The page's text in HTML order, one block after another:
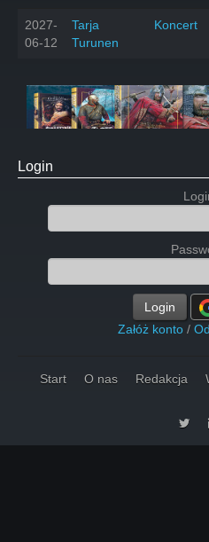
2027-
06-12
Tarja
Turunen
Koncert
Login
Login
Załóż konto /
Start O nas Redakcja